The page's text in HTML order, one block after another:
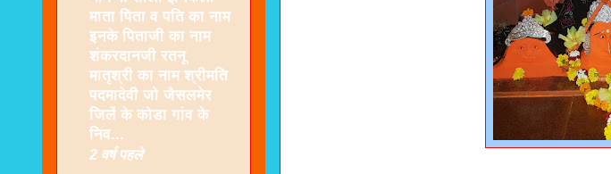
माता पिता व पति का नाम
इनके पिताजी का नाम
शंकरदानजी रतनू
मातृश्री का नाम श्रीमति
पदमादेवी जो जैसलमेर
जिलें के कोडा गांव के
निव...
2 वर्ष पहले